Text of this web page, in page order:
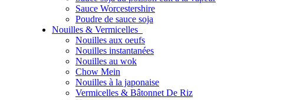
Sauce Worcestershire
Poudre de sauce soja
Nouilles & Vermicelles
Nouilles aux oeufs
Nouilles instantanées
Nouilles au wok
Chow Mein
Nouilles à la japonaise
Vermicelles & Bâtonnet De Riz